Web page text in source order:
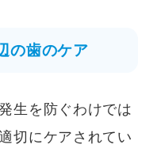
の歯のケア
生を防ぐわけでは
切にケアされてい